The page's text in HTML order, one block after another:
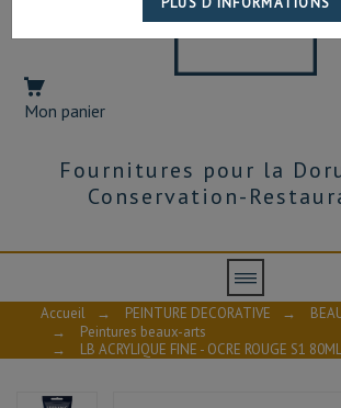
Mon panier
Fournitures pour la
Conservation-
Accueil → PEINTURE DECORATIVE →
→
Peintures beaux-arts
→
LB ACRYLIQUE FINE - OCRE ROUGE S1